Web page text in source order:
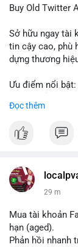
📰 Nguồn:
Buy Old Twitter
Sở hữu ngay tài
tin cậy cao, phù
dựng thương
Ưu điểm nổi bật:
- Hồ sơ hoàn
✈️ Telegram:
📧 Email:
Đọc thêm
29 m
Mua tài khoản
hạn (aged).
Phản hồi nhanh